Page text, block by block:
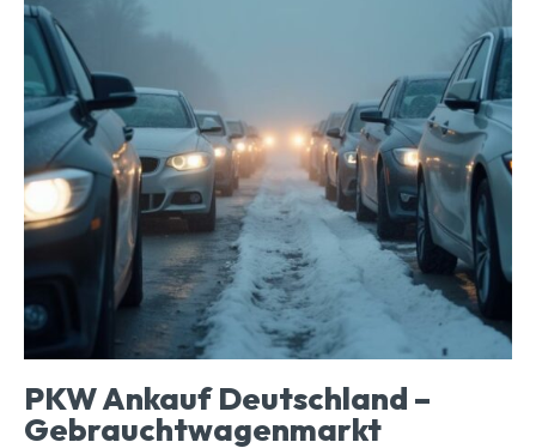
PKW Ankauf Deutschland –
Gebrauchtwagenmarkt